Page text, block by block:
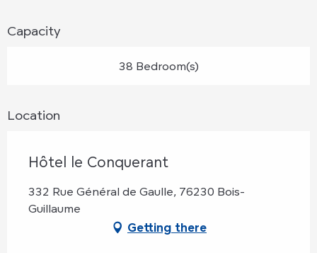
Capacity
38 Bedroom(s)
Location
Hôtel le Conquerant
332 Rue Général de Gaulle, 76230 Bois-
Guillaume
Getting there